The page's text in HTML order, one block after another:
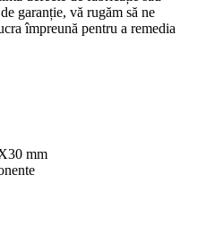
garanție, vă rugăm să ne
împreună pentru a remedia
mm